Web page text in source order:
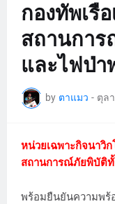
กองทัพเรื
สถานกา
และไฟป่า
by ตาแมว - ตุล
หน่วยเฉพาะกิจนาวิ
สถานการณ์ภัยพิบัติ
พร้อมยืนยันความพร้